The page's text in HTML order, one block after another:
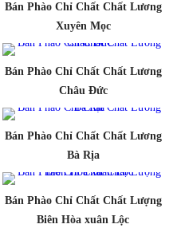
Bán Phào Chỉ Chất Chất Lương
Xuyên Mọc
Bán Phào Chỉ Chất Chất Lương
Châu Đức
Bán Phào Chỉ Chất Chất Lương
Bà Rịa
Bán Phào Chỉ Chất Chất Lượng
Biên Hòa xuân Lộc